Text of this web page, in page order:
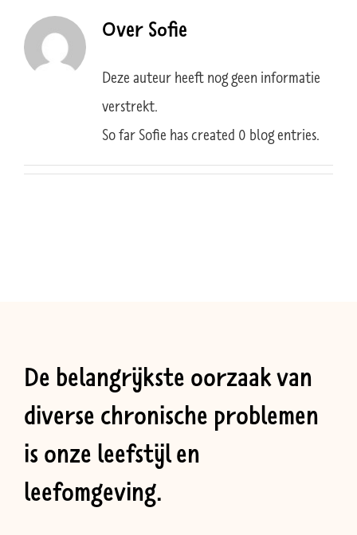
Over Sofie
Deze auteur heeft nog geen informatie
verstrekt.
So far Sofie has created 0 blog entries.
De belangrijkste oorzaak van
diverse chronische problemen
is onze leefstijl en
leefomgeving.